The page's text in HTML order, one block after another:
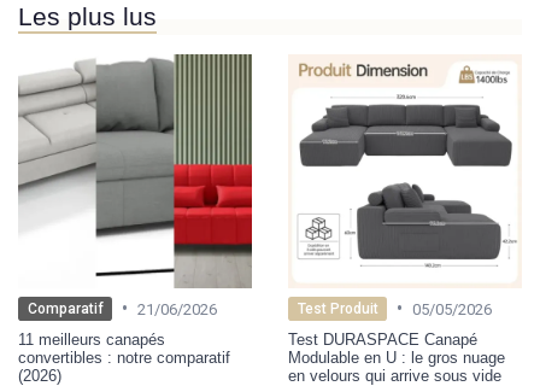
Les plus lus
Comparatif • 21/06/2026
11 meilleurs canapés
convertibles : notre comparatif
(2026)
Test Produit • 05/05/2026
Test DURASPACE Canapé
Modulable en U : le gros nuage
en velours qui arrive sous vide